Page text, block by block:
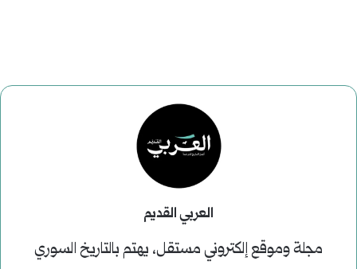
العربي القديم
مجلة وموقع إلكتروني مستقل، يهتم بالتاريخ السوري